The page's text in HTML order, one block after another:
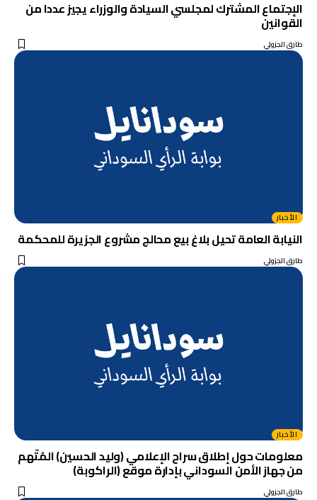
الإجتماع المشترك لمجلسي السيادة والوزراء يجيز عددا من
القوانين
طارق الجزولي
الأخبار
النيابة العامة تحيل بلاغ بيع محالج مشروع الجزيرة للمحكمة
طارق الجزولي
الأخبار
معلومات حول إطلاق سراح الإعلامي (وليد الحسين) المُتّهم
من جهاز الأمن السوداني بإدارة موقع (الراكوبة)
طارق الجزولي